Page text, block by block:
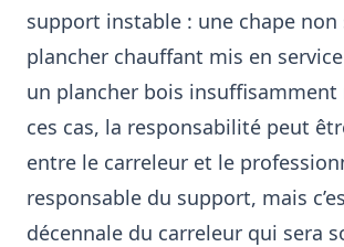
support instable : une chape non
plancher chauffant mis en
un plancher bois insuffisamment
ces cas, la responsabilité peut
entre le carreleur et le
responsable du support, mais
décennale du carreleur qui sera